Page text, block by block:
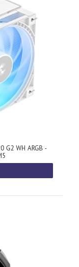
G2 WH ARGB -